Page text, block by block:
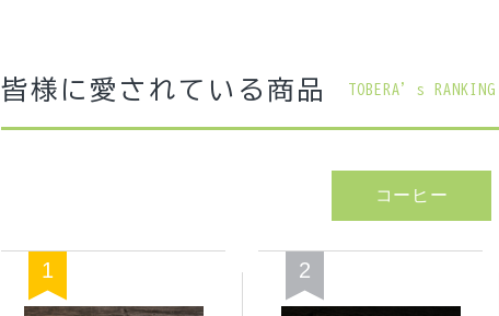
皆様に愛されている商品 TOBERA’s RANKING
コーヒー